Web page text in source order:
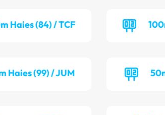
Haies (84) / TCF
Haies (99) / JUM